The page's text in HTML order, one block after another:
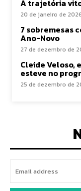
A trajetória
20 de janeiro de
7 sobremesas
Ano-Novo
27 de dezembro de
Cleide Veloso,
esteve no
25 de dezembro de